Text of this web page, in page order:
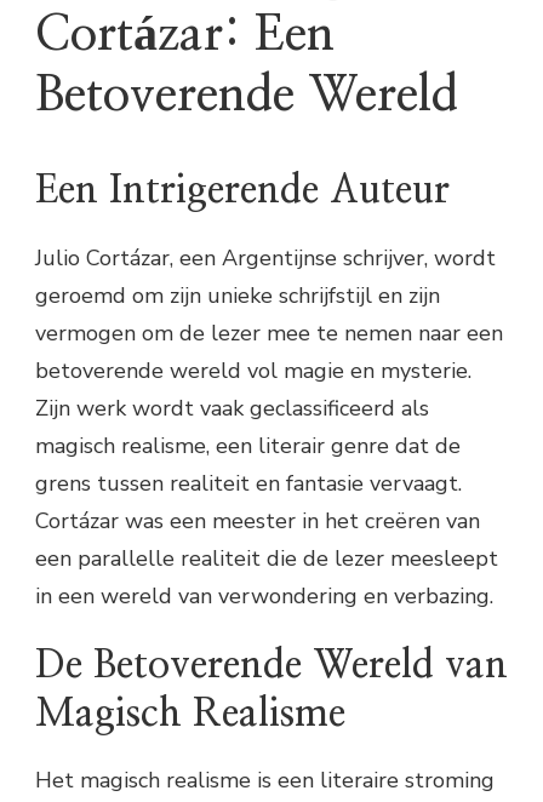
Cortázar: Een
Betoverende Wereld
Een Intrigerende Auteur
Julio Cortázar, een Argentijnse schrijver, wordt
geroemd om zijn unieke schrijfstijl en zijn
vermogen om de lezer mee te nemen naar een
betoverende wereld vol magie en mysterie.
Zijn werk wordt vaak geclassificeerd als
magisch realisme, een literair genre dat de
grens tussen realiteit en fantasie vervaagt.
Cortázar was een meester in het creëren van
een parallelle realiteit die de lezer meesleept
in een wereld van verwondering en verbazing.
De Betoverende Wereld van
Magisch Realisme
Het magisch realisme is een literaire stroming